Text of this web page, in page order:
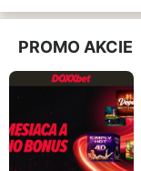
PROMO AKCIE